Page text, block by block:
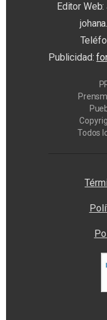
Editor
Publicidad:
Todos